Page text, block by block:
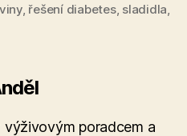
, řešení diabetes, sladidla,
výživovým poradcem a